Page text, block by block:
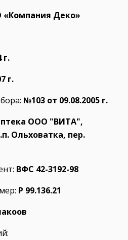
Деко»
г.
г.
№103 от 09.08.2005 г.
ООО "ВИТА",
Ольховатка, пер.
ВФС 42-3192-98
Р 99.136.21